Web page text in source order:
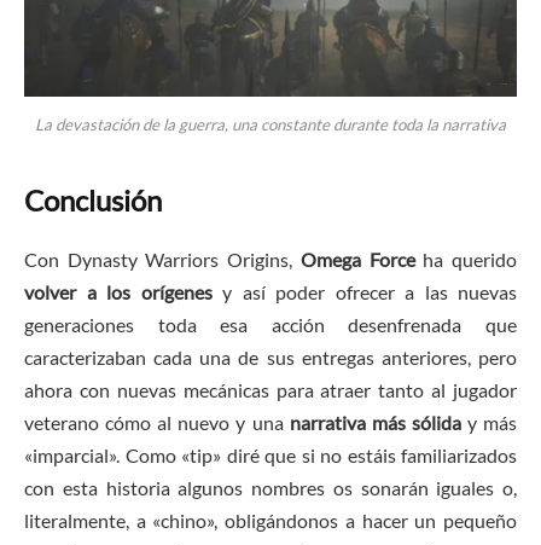
La devastación de la guerra, una constante durante toda la narrativa
Conclusión
Con Dynasty Warriors Origins, Omega Forceha querido
volver a los orígenesy así poder ofrecer a las nuevas
generaciones toda esa acción desenfrenada que
caracterizaban cada una de sus entregas anteriores, pero
ahora con nuevas mecánicas para atraer tanto al jugador
veterano cómo al nuevo y una narrativa más sóliday más
«imparcial». Como «tip» diré que si no estáis familiarizados
con esta historia algunos nombres os sonarán iguales o,
literalmente, a «chino», obligándonos a hacer un pequeño